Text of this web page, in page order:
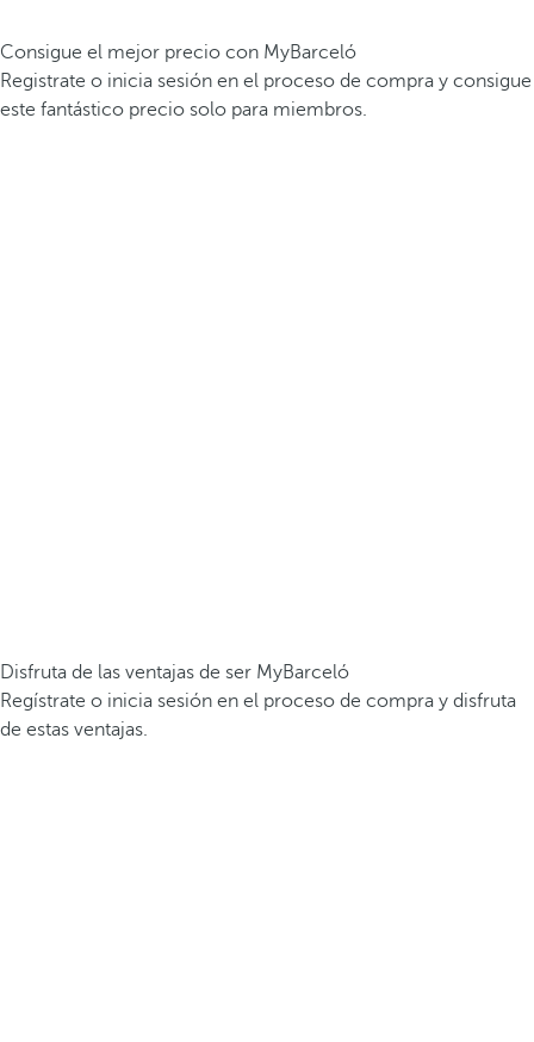
Consigue el mejor precio con MyBarceló
Registrate o inicia sesión en el proceso de compra y consigue
este fantástico precio solo para miembros.
Disfruta de las ventajas de ser MyBarceló
Regístrate o inicia sesión en el proceso de compra y disfruta
de estas ventajas.